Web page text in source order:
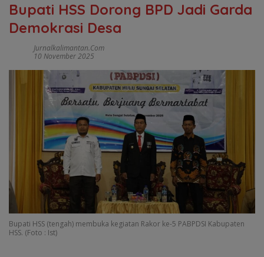
Bupati HSS Dorong BPD Jadi Garda
Demokrasi Desa
Jurnalkalimantan.com
10 November 2025
Bupati HSS (tengah) membuka kegiatan Rakor ke-5 PABPDSI Kabupaten
HSS. (Foto : Ist)